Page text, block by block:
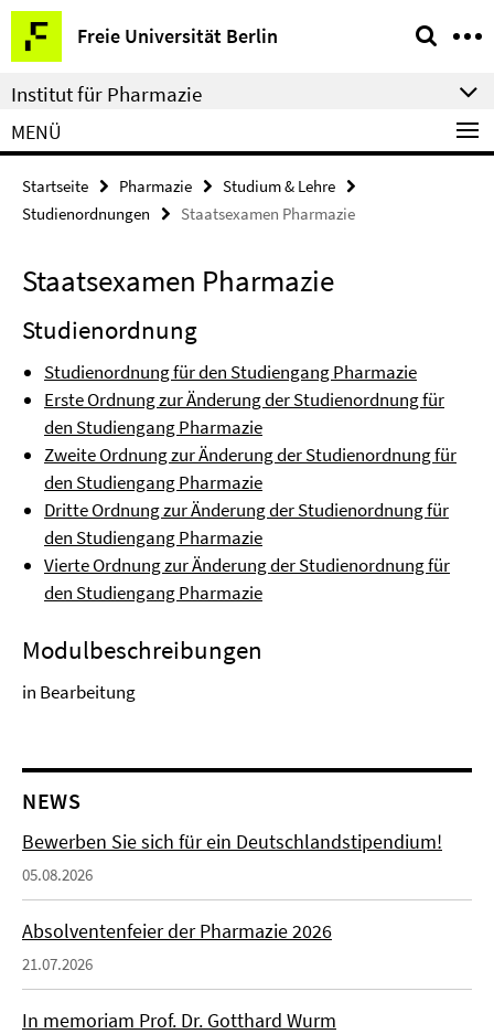
Springe
direkt
zu
Inhalt
Freie Universität Berlin
Service-
Navigation
Institut für Pharmazie
MENÜ
Startseite Pharmazie
Studium & Lehre
Studienordnungen
Staatsexamen Pharmazie
Staatsexamen Pharmazie
Studienordnung
Studienordnung für den Studiengang Pharmazie
Erste Ordnung zur Änderung der Studienordnung für
den Studiengang Pharmazie
Zweite Ordnung zur Änderung der Studienordnung für
den Studiengang Pharmazie
Dritte Ordnung zur Änderung der Studienordnung für
den Studiengang Pharmazie
Vierte Ordnung zur Änderung der Studienordnung für
den Studiengang Pharmazie
Modulbeschreibungen
in Bearbeitung
NEWS
Bewerben Sie sich für ein Deutschlandstipendium!
05.08.2026
Absolventenfeier der Pharmazie 2026
21.07.2026
In memoriam Prof. Dr. Gotthard Wurm